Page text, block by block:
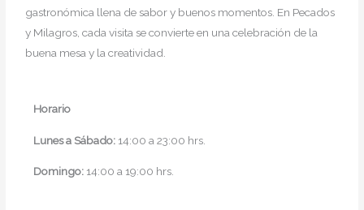
gastronómica llena de sabor y buenos momentos. En Pecados
y Milagros, cada visita se convierte en una celebración de la
buena mesa y la creatividad.
Horario
Lunes a Sábado: 14:00 a 23:00 hrs.
Domingo: 14:00 a 19:00 hrs.